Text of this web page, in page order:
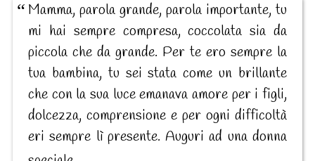
Mamma, parola grande, parola importante, tu
mi hai sempre compresa, coccolata sia da
piccola che da grande. Per te ero sempre la
tua bambina, tu sei stata come un brillante
che con la sua luce emanava amore per i figli,
dolcezza, comprensione e per ogni difficoltà
eri sempre lì presente. Auguri ad una donna